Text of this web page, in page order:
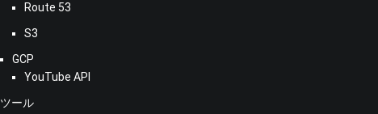
Route 53
S3
GCP
YouTube API
ツール